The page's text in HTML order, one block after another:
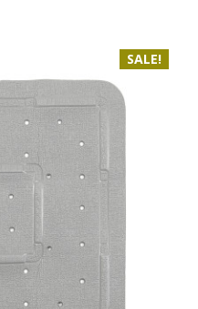
SALE!